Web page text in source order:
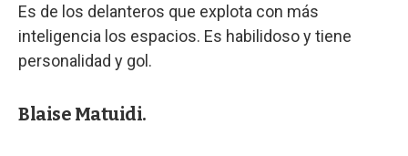
Es de los delanteros que explota con más
inteligencia los espacios. Es habilidoso y tiene
personalidad y gol.
Blaise Matuidi.